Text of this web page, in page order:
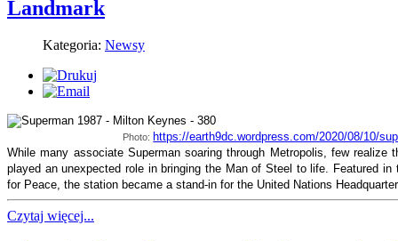
Landmark
Kategoria: Newsy
Photo: https://earth9dc.wordpress.com/2020/08/10/
While many associate Superman soaring through Metropolis, few realize
played an unexpected role in bringing the Man of Steel to life. Featured
for Peace, the station became a stand-in for the United Nations
Czytaj więcej...